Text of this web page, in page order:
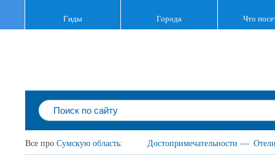
Гиды Города Что
Все про Сумскую область: Достопримечательности —